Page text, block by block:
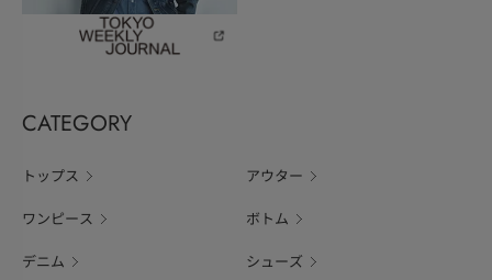
CATEGORY
トップス アウター
ワンピース ボトム
デニム シューズ